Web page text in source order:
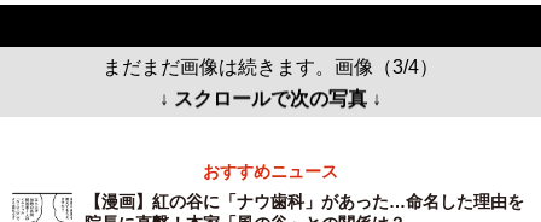
まだまだ画像は続きます。画像（3/4）
↓ スクロールで次の写真 ↓
おすすめニュース
【漫画】紅の谷に「ナウ歯科」があった…命名した理由を